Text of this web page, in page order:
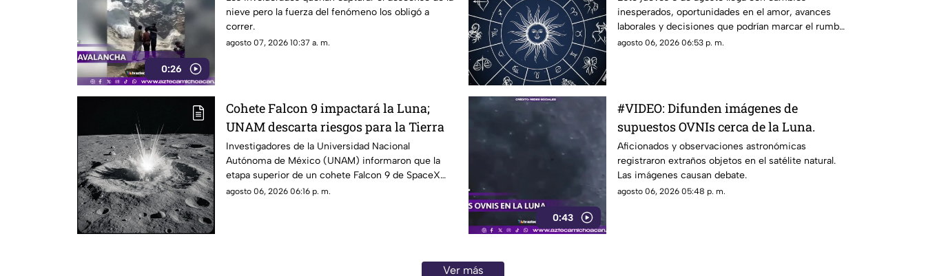
0:26
nieve pero la fuerza del fenómeno los obligó a
correr.
agosto 07, 2026 10:37 a. m.
inesperados, oportunidades en el amor, avances
laborales y decisiones que podrían marcar el rumbo
de los próximos días. Descubre qué dicen los astros
agosto 06, 2026 06:53 p. m.
Cohete Falcon 9 impactará la Luna;
UNAM descarta riesgos para la Tierra
Investigadores de la Universidad Nacional
Autónoma de México (UNAM) informaron que la
etapa superior de un cohete Falcon 9 de SpaceX
impactará contra la superficie de la Luna en los
agosto 06, 2026 06:16 p. m.
0:43
#VIDEO: Difunden imágenes de
supuestos OVNIs cerca de la Luna.
Aficionados y observaciones astronómicas
registraron extraños objetos en el satélite natural.
Las imágenes causan debate.
agosto 06, 2026 05:48 p. m.
Ver más